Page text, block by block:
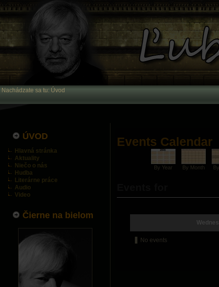
Nachádzate sa tu: Úvod
ÚVOD
Hlavná stránka
Aktuality
Niečo o nás
Hudba
Literárne práce
Audio
Video
Čierne na bielom
Events Calendar
By Year By Month
No events